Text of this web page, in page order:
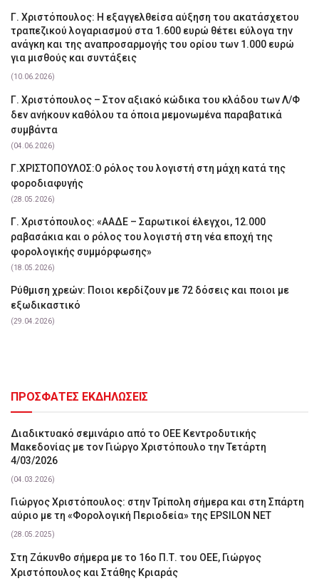
Γ. Χριστόπουλος: Η εξαγγελθείσα αύξηση του ακατάσχετου
τραπεζικού λογαριασμού στα 1.600 ευρώ θέτει εύλογα την
ανάγκη και της αναπροσαρμογής του ορίου των 1.000 ευρώ
για μισθούς και συντάξεις
(10.06.2026)
Γ. Χριστόπουλος – Στον αξιακό κώδικα του κλάδου των Λ/Φ
δεν ανήκουν καθόλου τα όποια μεμονωμένα παραβατικά
συμβάντα
(04.06.2026)
Γ.ΧΡΙΣΤΟΠΟΥΛΟΣ:Ο ρόλος του λογιστή στη μάχη κατά της
φοροδιαφυγής
(28.05.2026)
Γ. Χριστόπουλος: «ΑΑΔΕ – Σαρωτικοί έλεγχοι, 12.000
ραβασάκια και ο ρόλος του λογιστή στη νέα εποχή της
φορολογικής συμμόρφωσης»
(18.05.2026)
Ρύθμιση χρεών: Ποιοι κερδίζουν με 72 δόσεις και ποιοι με
εξωδικαστικό
(29.04.2026)
ΠΡΟΣΦΑΤΕΣ ΕΚΔΗΛΩΣΕΙΣ
Διαδικτυακό σεμινάριο από το ΟΕΕ Κεντροδυτικής
Μακεδονίας με τον Γιώργο Χριστόπουλο την Τετάρτη
4/03/2026
(04.03.2026)
Γιώργος Χριστόπουλος: στην Τρίπολη σήμερα και στη Σπάρτη
αύριο με τη «Φορολογική Περιοδεία» της EPSILON NET
(28.05.2025)
Στη Ζάκυνθο σήμερα με το 16ο Π.Τ. του ΟΕΕ, Γιώργος
Χριστόπουλος και Στάθης Κριαράς